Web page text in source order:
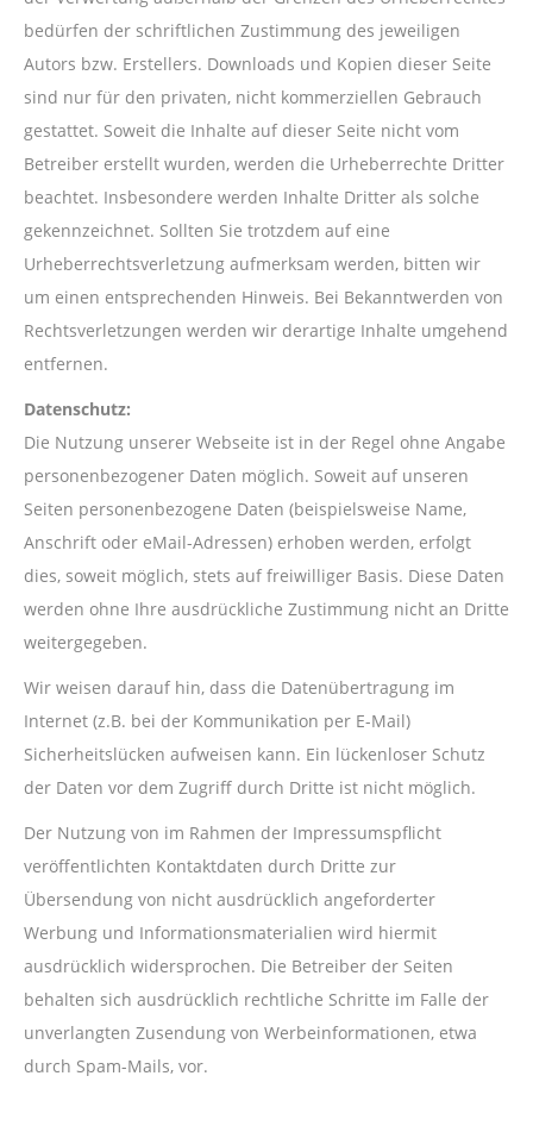
bedürfen der schriftlichen Zustimmung des jeweiligen
Autors bzw. Erstellers. Downloads und Kopien dieser Seite
sind nur für den privaten, nicht kommerziellen Gebrauch
gestattet. Soweit die Inhalte auf dieser Seite nicht vom
Betreiber erstellt wurden, werden die Urheberrechte Dritter
beachtet. Insbesondere werden Inhalte Dritter als solche
gekennzeichnet. Sollten Sie trotzdem auf eine
Urheberrechtsverletzung aufmerksam werden, bitten wir
um einen entsprechenden Hinweis. Bei Bekanntwerden von
Rechtsverletzungen werden wir derartige Inhalte umgehend
entfernen.
Datenschutz:
Die Nutzung unserer Webseite ist in der Regel ohne Angabe
personenbezogener Daten möglich. Soweit auf unseren
Seiten personenbezogene Daten (beispielsweise Name,
Anschrift oder eMail-Adressen) erhoben werden, erfolgt
dies, soweit möglich, stets auf freiwilliger Basis. Diese Daten
werden ohne Ihre ausdrückliche Zustimmung nicht an Dritte
weitergegeben.
Wir weisen darauf hin, dass die Datenübertragung im
Internet (z.B. bei der Kommunikation per E-Mail)
Sicherheitslücken aufweisen kann. Ein lückenloser Schutz
der Daten vor dem Zugriff durch Dritte ist nicht möglich.
Der Nutzung von im Rahmen der Impressumspflicht
veröffentlichten Kontaktdaten durch Dritte zur
Übersendung von nicht ausdrücklich angeforderter
Werbung und Informationsmaterialien wird hiermit
ausdrücklich widersprochen. Die Betreiber der Seiten
behalten sich ausdrücklich rechtliche Schritte im Falle der
unverlangten Zusendung von Werbeinformationen, etwa
durch Spam-Mails, vor.